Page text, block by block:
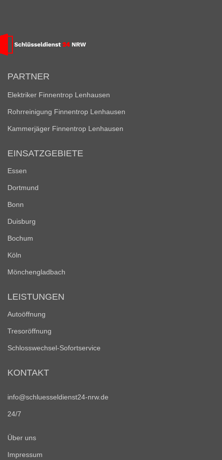
PARTNER
Elektriker Finnentrop Lenhausen
Rohrreinigung Finnentrop Lenhausen
Kammerjäger Finnentrop Lenhausen
EINSATZGEBIETE
Essen
Dortmund
Bonn
Duisburg
Bochum
Köln
Mönchengladbach
LEISTUNGEN
Autoöffnung
Tresoröffnung
Schlosswechsel-Sofortservice
KONTAKT
info@schluesseldienst24-nrw.de
24/7
Über uns
Impressum